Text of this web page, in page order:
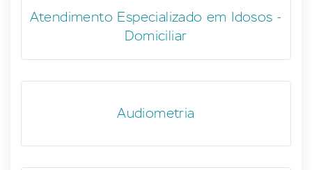
Atendimento Especializado em Idosos -
Domiciliar
Audiometria